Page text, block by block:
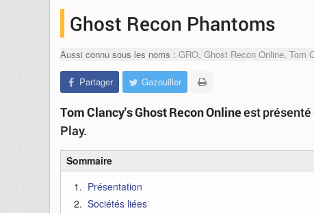
Ghost Recon Phantoms
Aussi connu sous les noms : GRO, Ghost Recon Online, Tom
Partager Gazouiller
Tom Clancy's Ghost Recon Onlineest
Play.
Sommaire
Présentation
Sociétés liées